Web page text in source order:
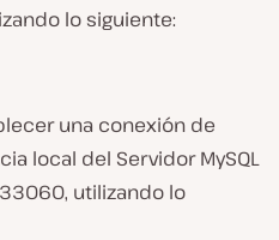
lo siguiente:
una conexión de
local del Servidor MySQL
utilizando lo